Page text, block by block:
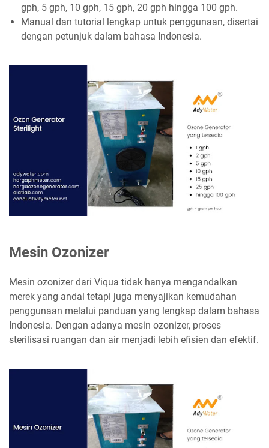
gph, 5 gph, 10 gph, 15 gph, 20 gph hingga 100 gph.
Manual dan tutorial lengkap untuk penggunaan, disertai
dengan petunjuk dalam bahasa Indonesia.
Mesin Ozonizer
Mesin ozonizer dari Viqua tidak hanya mengandalkan
merek yang andal tetapi juga menyajikan kemudahan
penggunaan melalui panduan yang lengkap dalam bahasa
Indonesia. Dengan adanya mesin ozonizer, proses
sterilisasi ruangan dan air menjadi lebih efisien dan efektif.